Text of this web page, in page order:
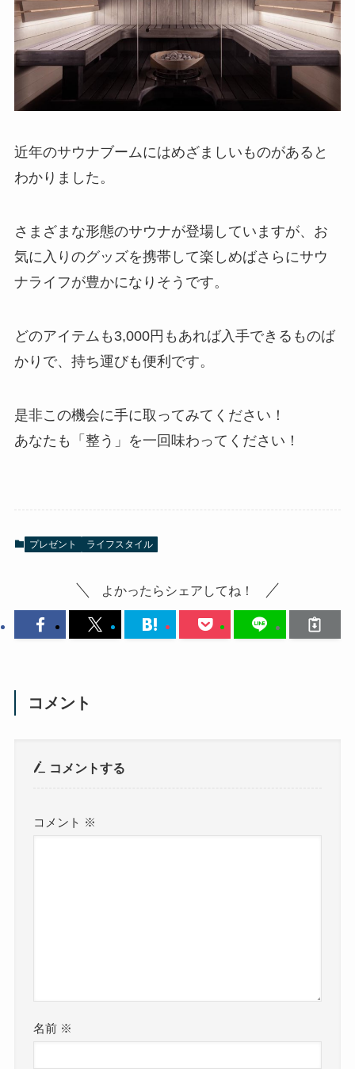
近年のサウナブームにはめざましいものがあると
わかりました。
さまざまな形態のサウナが登場していますが、お
気に入りのグッズを携帯して楽しめばさらにサウ
ナライフが豊かになりそうです。
どのアイテムも3,000円もあれば入手できるものば
かりで、持ち運びも便利です。
是非この機会に手に取ってみてください！
あなたも「整う」を一回味わってください！
プレゼント ライフスタイル
よかったらシェアしてね！
コメント
コメントする
コメント ※
名前 ※